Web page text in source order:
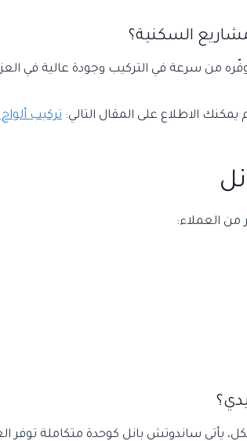
السكنية؟
من سرعة في التركيب وجودة عالية في
الاطلاع على المقال التالي: تركيب
من العملاء:
يأتي ساندوتش بانل كوحدة متكاملة توفر